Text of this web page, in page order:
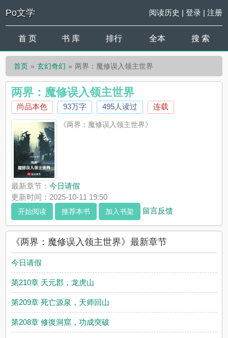
Po文学 阅读历史 | 登录| 注册
首 页 书 库 排行 全本 搜 索
首页 玄幻奇幻 两界：魔修误入领主世界
两界：魔修误入领主世界
尚品本色 93万字 495人读过 连载
《两界：魔修误入领主世界》
最新章节：今日请假
更新时间：2025-10-11 19:50
开始阅读 推荐本书 加入书架 留言反馈
《两界：魔修误入领主世界》最新章节
今日请假
第210章 天元郡，龙虎山
第209章 死亡源泉，天师回山
第208章 修復洞窟，功成突破